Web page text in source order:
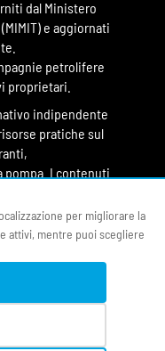
dal Ministero
e aggiornati
petrolifere
proprietari.
indipendente
pratiche sul
pompa. I contenuti
costituiscono
siamo
Carburanti
per migliorare la
attivi, mentre puoi scegliere